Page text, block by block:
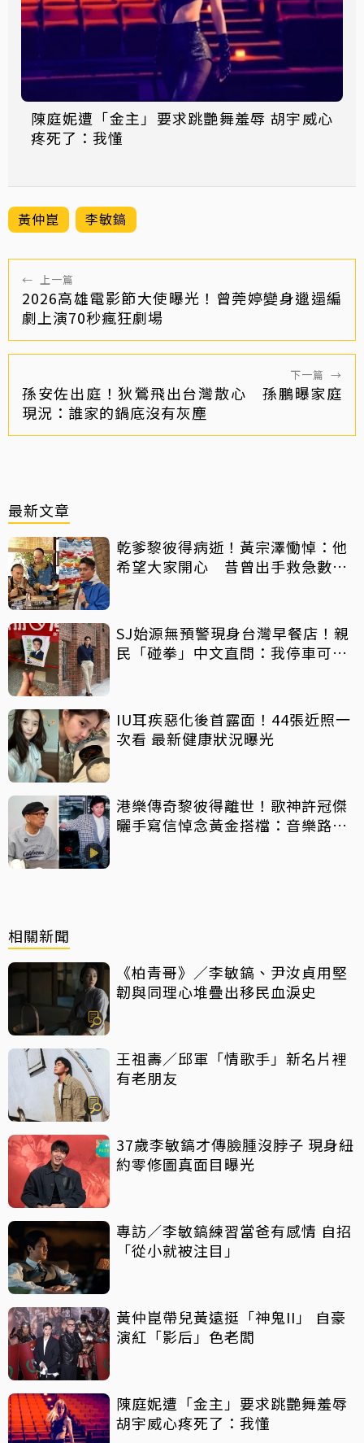
陳庭妮遭「金主」要求跳艷舞羞辱 胡宇威心
疼死了：我懂
黃仲崑 李敏鎬
← 上一篇
2026高雄電影節大使曝光！曾莞婷變身邋遢編
劇上演70秒瘋狂劇場
下一篇 →
孫安佐出庭！狄鶯飛出台灣散心 孫鵬曝家庭
現況：誰家的鍋底沒有灰塵
最新文章
乾爹黎彼得病逝！黃宗澤慟悼：他
希望大家開心 昔曾出手救急數十
SJ始源無預警現身台灣早餐店！親
民「碰拳」中文直問：我停車可以
IU耳疾惡化後首露面！44張近照一
次看 最新健康狀況曝光
港樂傳奇黎彼得離世！歌神許冠傑
曬手寫信悼念黃金搭檔：音樂路上
相關新聞
《柏青哥》／李敏鎬、尹汝貞用堅
韌與同理心堆疊出移民血淚史
王祖壽／邱軍「情歌手」新名片裡
有老朋友
37歲李敏鎬才傳臉腫沒脖子 現身紐
約零修圖真面目曝光
專訪／李敏鎬練習當爸有感情 自招
「從小就被注目」
黃仲崑帶兒黃遠挺「神鬼II」 自豪
演紅「影后」色老闆
陳庭妮遭「金主」要求跳艷舞羞辱
胡宇威心疼死了：我懂